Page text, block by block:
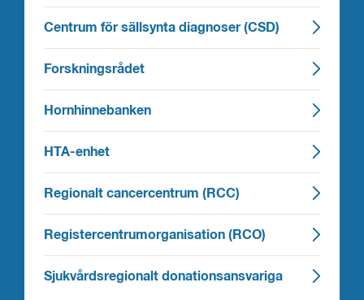
Centrum för sällsynta diagnoser (CSD)
Forskningsrådet
Hornhinnebanken
HTA-enhet
Regionalt cancercentrum (RCC)
Registercentrumorganisation (RCO)
Sjukvårdsregionalt donationsansvariga